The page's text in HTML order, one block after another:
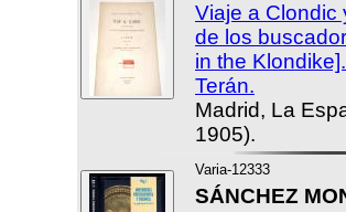
Viaje a Clondic
de los
in the
Terán.
Madrid, La
1905).
Varia-12333
SÁNCHEZ